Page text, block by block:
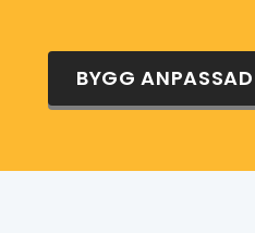
BYGG